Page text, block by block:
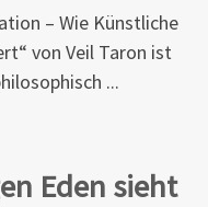
– Wie Künstliche
von Veil Taron ist
...
Eden sieht